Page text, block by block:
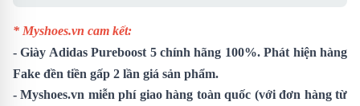
* Myshoes.vn cam kết:
-Giày Adidas Pureboost 5chính hãng 100%. Phát hiện hàng
Fake đền tiền gấp 2 lần giá sản phẩm.
- Myshoes.vn miễn phí giao hàng toàn quốc (với đơn hàng từ